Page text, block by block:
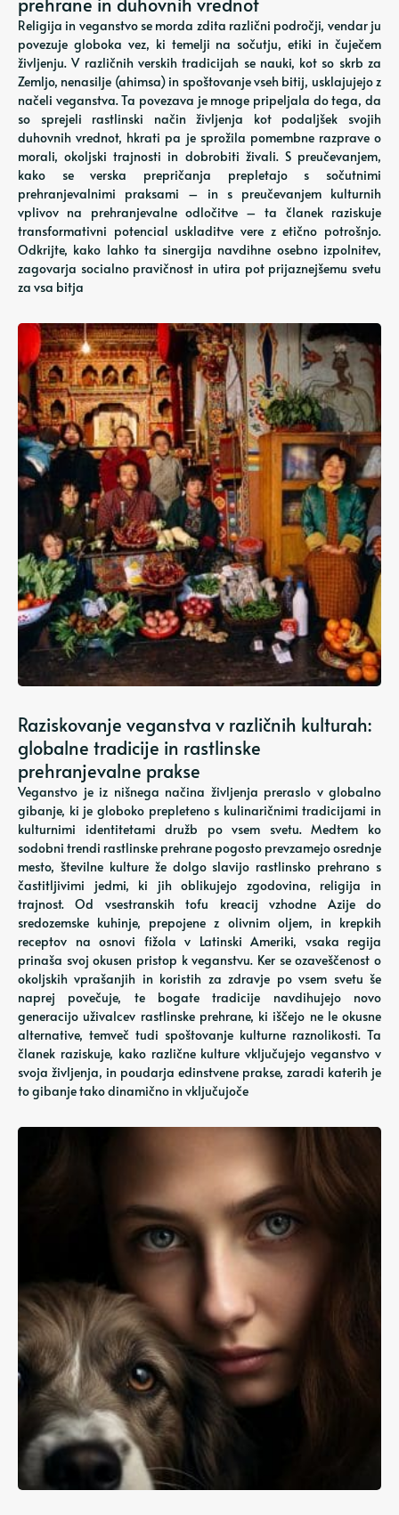
Religija in veganstvo se morda zdita različni področji, vendar ju
povezuje globoka vez, ki temelji na sočutju, etiki in čuječem
življenju. V različnih verskih tradicijah se nauki, kot so skrb za
Zemljo, nenasilje (ahimsa) in spoštovanje vseh bitij, usklajujejo z
načeli veganstva. Ta povezava je mnoge pripeljala do tega, da
so sprejeli rastlinski način življenja kot podaljšek svojih
duhovnih vrednot, hkrati pa je sprožila pomembne razprave o
morali, okoljski trajnosti in dobrobiti živali. S preučevanjem,
kako se verska prepričanja prepletajo s sočutnimi
prehranjevalnimi praksami – in s preučevanjem kulturnih
vplivov na prehranjevalne odločitve – ta članek raziskuje
transformativni potencial uskladitve vere z etično potrošnjo.
Odkrijte, kako lahko ta sinergija navdihne osebno izpolnitev,
zagovarja socialno pravičnost in utira pot prijaznejšemu svetu
za vsa bitja
Raziskovanje veganstva v različnih kulturah:
globalne tradicije in rastlinske
prehranjevalne prakse
Veganstvo je iz nišnega načina življenja preraslo v globalno
gibanje, ki je globoko prepleteno s kulinaričnimi tradicijami in
kulturnimi identitetami družb po vsem svetu. Medtem ko
sodobni trendi rastlinske prehrane pogosto prevzamejo osrednje
mesto, številne kulture že dolgo slavijo rastlinsko prehrano s
častitljivimi jedmi, ki jih oblikujejo zgodovina, religija in
trajnost. Od vsestranskih tofu kreacij vzhodne Azije do
sredozemske kuhinje, prepojene z olivnim oljem, in krepkih
receptov na osnovi fižola v Latinski Ameriki, vsaka regija
prinaša svoj okusen pristop k veganstvu. Ker se ozaveščenost o
okoljskih vprašanjih in koristih za zdravje po vsem svetu še
naprej povečuje, te bogate tradicije navdihujejo novo
generacijo uživalcev rastlinske prehrane, ki iščejo ne le okusne
alternative, temveč tudi spoštovanje kulturne raznolikosti. Ta
članek raziskuje, kako različne kulture vključujejo veganstvo v
svoja življenja, in poudarja edinstvene prakse, zaradi katerih je
to gibanje tako dinamično in vključujoče